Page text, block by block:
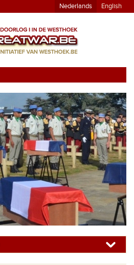
Nederlands English